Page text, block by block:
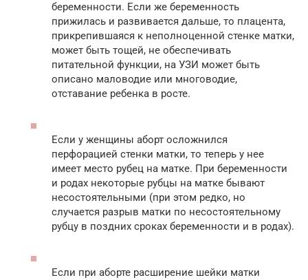
беременности. Если же беременность
прижилась и развивается дальше, то плацента,
прикрепившаяся к неполноценной стенке матки,
может быть тощей, не обеспечивать
питательной функции, на УЗИ может быть
описано маловодие или многоводие,
отставание ребенка в росте.
Если у женщины аборт осложнился
перфорацией стенки матки, то теперь у нее
имеет место рубец на матке. При беременности
и родах некоторые рубцы на матке бывают
несостоятельными (при этом редко, но
случается разрыв матки по несостоятельному
рубцу в поздних сроках беременности и в родах).
Если при аборте расширение шейки матки